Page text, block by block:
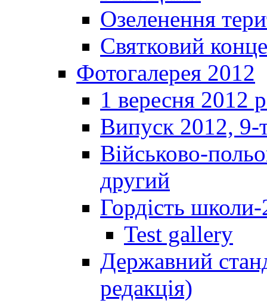
Озеленення
Святковий
Фотогалерея 2012
1 вересня 2012
Випуск 2012, 9-
Військово-
другий
Гордість
Test gallery
Державний
редакція)